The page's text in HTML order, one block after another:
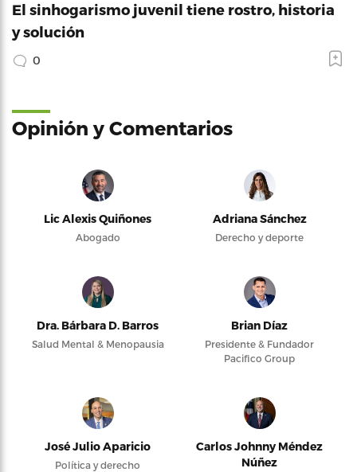
El sinhogarismo juvenil tiene rostro, historia
y solución
0
Opinión y Comentarios
Lic Alexis Quiñones
Abogado
Adriana Sánchez
Derecho y deporte
Dra. Bárbara D. Barros
Salud Mental & Menopausia
Brian Díaz
Presidente & Fundador
Pacifico Group
José Julio Aparicio
Política y derecho
Carlos Johnny Méndez
Núñez